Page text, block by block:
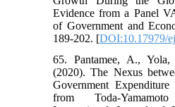
Evidence from a Panel
of Government and
189-202. [DOI:10.17979/
65. Pantamee, A.,
(2020). The Nexus
Government
from Toda-